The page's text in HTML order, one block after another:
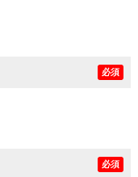
必須
必須